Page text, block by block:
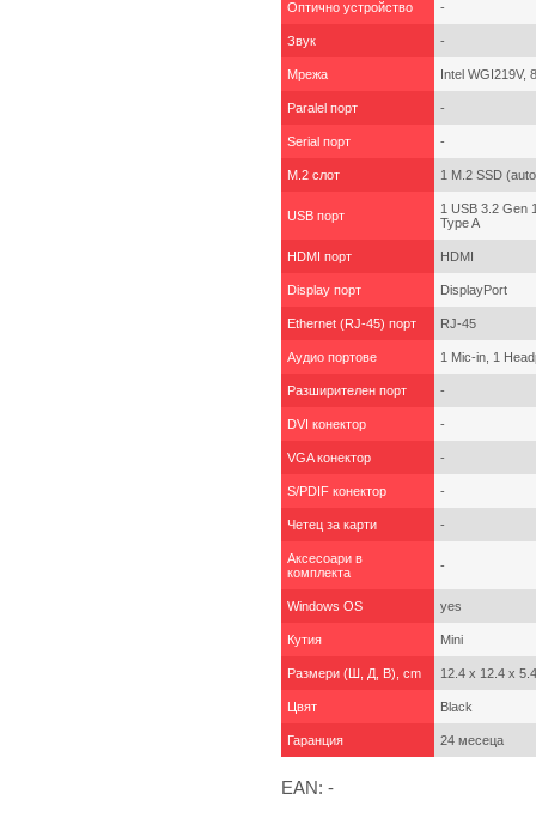
Оптично устройство -
Звук -
Мрежа Intel WGI219V,
Paralel порт -
Serial порт -
M.2 слот 1 M.2 SSD
USB порт
1 USB 3.2 Gen
Type A
HDMI порт HDMI
Display порт DisplayPort
Ethernet (RJ-45) порт RJ-45
Аудио портове 1 Mic-in, 1
Разширителен порт -
DVI конектор -
VGA конектор -
S/PDIF конектор -
Четец за карти -
Аксесоари в
комплекта
-
Windows OS yes
Кутия Mini
Размери (Ш, Д, В), cm 12.4 x 12.4 x
Цвят Black
Гаранция 24 месеца
EAN: -